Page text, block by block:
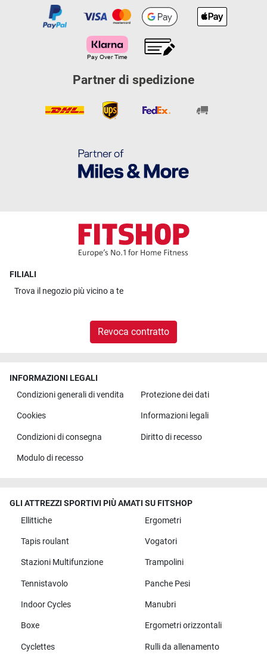
Partner di spedizione
FILIALI
Trova il negozio più vicino a te
Revoca contratto
INFORMAZIONI LEGALI
Condizioni generali di vendita
Protezione dei dati
Cookies Informazioni legali
Condizioni di consegna Diritto di recesso
Modulo di recesso
GLI ATTREZZI SPORTIVI PIÙ AMATI SU FITSHOP
Ellittiche
Ergometri
Tapis roulant Vogatori
Stazioni Multifunzione Trampolini
Tennistavolo Panche Pesi
Indoor Cycles Manubri
Boxe Ergometri orizzontali
Cyclettes Rulli da allenamento